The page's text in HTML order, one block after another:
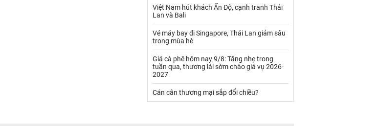
Thủy hải sản khác
Vàng
VLXD khác Xăng dầu
Việt Nam hút khách Ấn Độ, cạnh tranh Thái
Lan và Bali
Vé máy bay đi Singapore, Thái Lan giảm sâu
trong mùa hè
Giá cà phê hôm nay 9/8: Tăng nhẹ trong
tuần qua, thương lái sớm chào giá vụ 2026-
2027
Cán cân thương mại sắp đổi chiều?